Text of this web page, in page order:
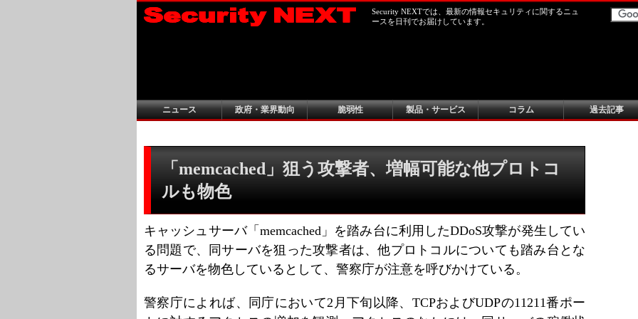
Security NEXTでは、最新の情報セキュリティに関するニュ
ースを日刊でお届けしています。
ニュース 政府・業界動向 脆弱性 製品・サービス コラム 過去記事
「memcached」狙う攻撃者、増幅可能な他プロトコ
ルも物色
キャッシュサーバ「memcached」を踏み台に利用したDDoS攻撃が発生してい
る問題で、同サーバを狙った攻撃者は、他プロトコルについても踏み台とな
るサーバを物色しているとして、警察庁が注意を呼びかけている。
警察庁によれば、同庁において2月下旬以降、TCPおよびUDPの11211番ポー